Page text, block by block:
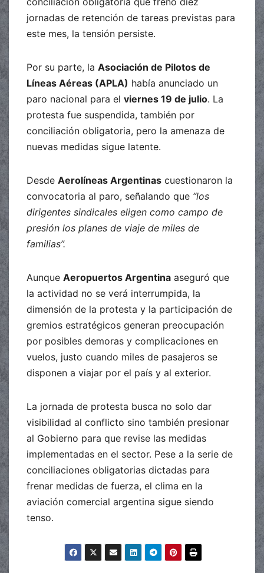
jornadas de retención de tareas previstas para
este mes, la tensión persiste.
Por su parte, la Asociación de Pilotos de
Líneas Aéreas (APLA) había anunciado un
paro nacional para el viernes 19 de julio. La
protesta fue suspendida, también por
conciliación obligatoria, pero la amenaza de
nuevas medidas sigue latente.
Desde Aerolíneas Argentinas cuestionaron la
convocatoria al paro, señalando que “los
dirigentes sindicales eligen como campo de
presión los planes de viaje de miles de
familias”.
Aunque Aeropuertos Argentina aseguró que
la actividad no se verá interrumpida, la
dimensión de la protesta y la participación de
gremios estratégicos generan preocupación
por posibles demoras y complicaciones en
vuelos, justo cuando miles de pasajeros se
disponen a viajar por el país y al exterior.
La jornada de protesta busca no solo dar
visibilidad al conflicto sino también presionar
al Gobierno para que revise las medidas
implementadas en el sector. Pese a la serie de
conciliaciones obligatorias dictadas para
frenar medidas de fuerza, el clima en la
aviación comercial argentina sigue siendo
tenso.